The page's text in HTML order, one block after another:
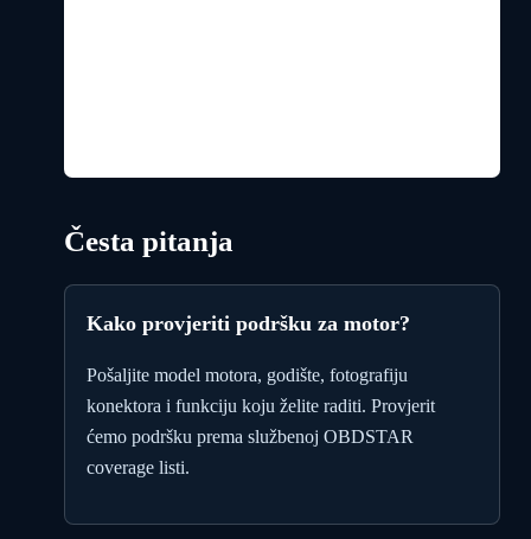
Česta pitanja
Kako provjeriti podršku za motor?
Pošaljite model motora, godište, fotografiju
konektora i funkciju koju želite raditi. Provjerit
ćemo podršku prema službenoj OBDSTAR
coverage listi.